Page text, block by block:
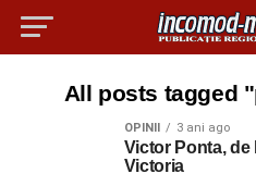
All posts tagged
OPINII 3 ani ago
Victor Ponta, de
Victoria